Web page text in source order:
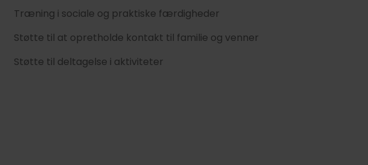
Træning i sociale og praktiske færdigheder
Støtte til at opretholde kontakt til familie og venner
Støtte til deltagelse i aktiviteter